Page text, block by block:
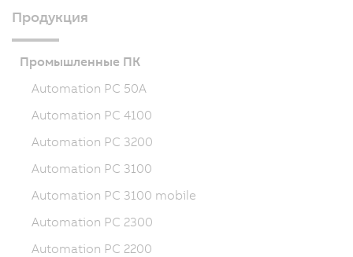
Продукция
Промышленные ПК
Automation PC 50A
Automation PC 4100
Automation PC 3200
Automation PC 3100
Automation PC 3100 mobile
Automation PC 2300
Automation PC 2200